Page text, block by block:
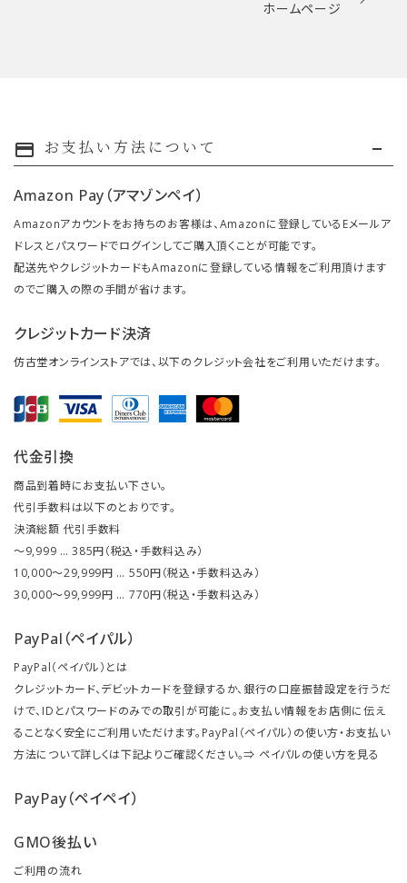
ホームページ
payment お支払い方法について
Amazon Pay（アマゾンペイ）
Amazonアカウントをお持ちのお客様は、Amazonに登録しているEメールア
ドレスとパスワードでログインしてご購入頂くことが可能です。
配送先やクレジットカードもAmazonに登録している情報をご利用頂けます
のでご購入の際の手間が省けます。
クレジットカード決済
仿古堂オンラインストアでは、以下のクレジット会社をご利用いただけます。
代金引換
商品到着時にお支払い下さい。
代引手数料は以下のとおりです。
決済総額 代引手数料
～9,999 … 385円（税込・手数料込み）
10,000～29,999円 … 550円（税込・手数料込み）
30,000～99,999円 … 770円（税込・手数料込み）
PayPal（ペイパル）
PayPal（ペイパル）とは
クレジットカード、デビットカードを登録するか、銀行の口座振替設定を行うだ
けで、IDとパスワードのみでの取引が可能に。お支払い情報をお店側に伝え
ることなく安全にご利用いただけます。PayPal（ペイパル）の使い方・お支払い
方法について詳しくは下記よりご確認ください。⇒ ペイパルの使い方を見る
PayPay（ペイペイ）
GMO後払い
ご利用の流れ